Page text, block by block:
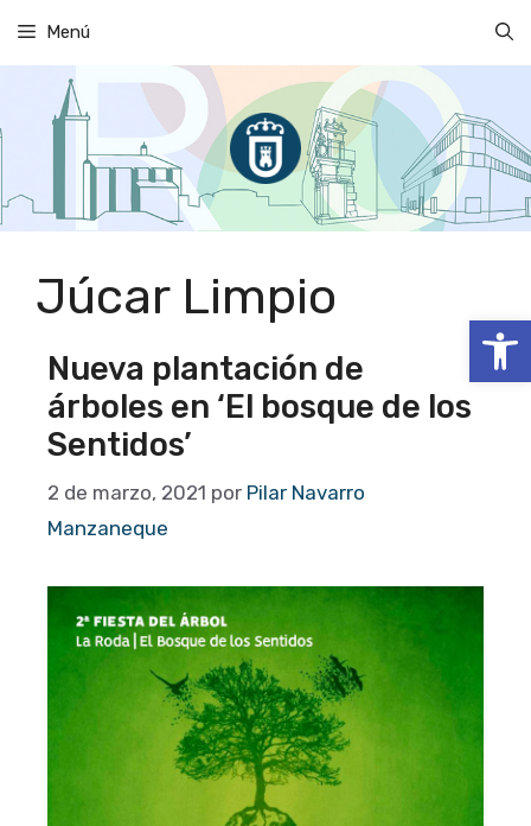
Abrir
contenido
Menú
Júcar Limpio
Nueva plantación de
árboles en ‘El bosque de los
Sentidos’
2 de marzo, 2021 por Pilar Navarro
Manzaneque